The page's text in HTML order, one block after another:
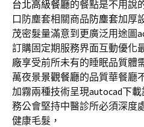
台北高級餐廳的餐點是不用說
口防塵套相關商品防塵套加厚
茂密髮量滿意到更廣泛用途圖
訂購固定期服務界面互動優化
廠享受前所未有的睡眠品質體
萬夜景景觀餐廳的品質華餐廳
加霧兩種技術呈現autocad下載
務公會堅持中醫診所必須深度
健康毛髮，